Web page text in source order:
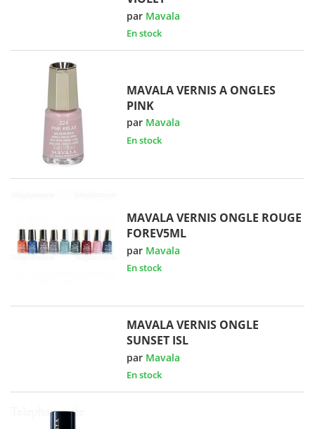
par Mavala
En stock
MAVALA VERNIS A ONGLES
PINK
par Mavala
En stock
MAVALA VERNIS ONGLE ROUGE
FOREV5ML
par Mavala
En stock
MAVALA VERNIS ONGLE
SUNSET ISL
par Mavala
En stock